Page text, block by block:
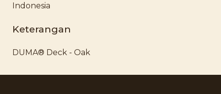
Indonesia
Keterangan
DUMA® Deck - Oak